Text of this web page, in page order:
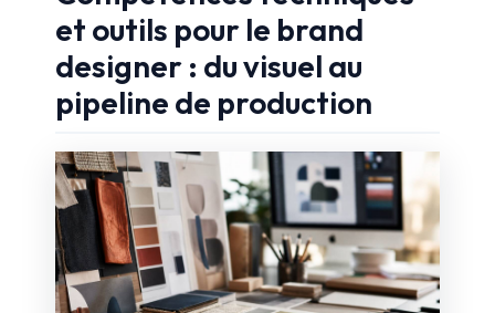
et outils pour le brand
designer : du visuel au
pipeline de production